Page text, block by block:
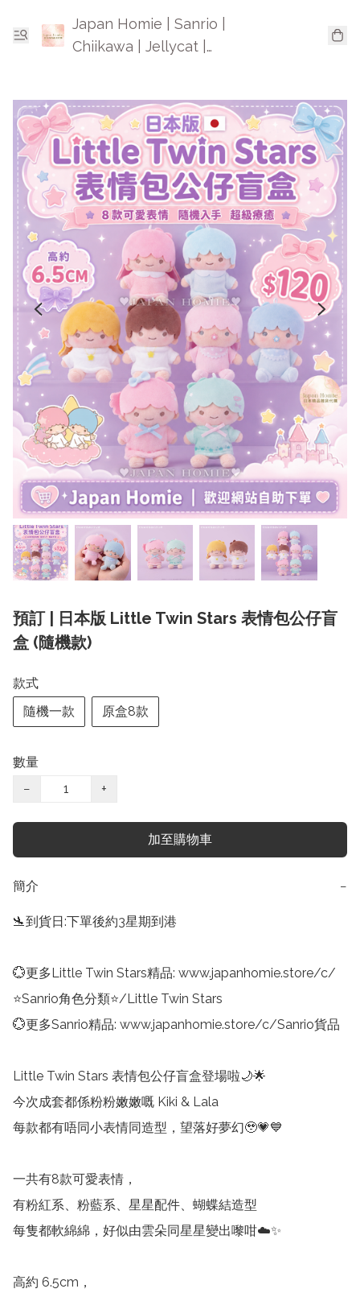
Japan Homie | Sanrio |
Chiikawa | Jellycat |
預訂 | 日本版 Little Twin Stars 表情包公仔盲
盒 (隨機款)
款式
隨機一款
原盒8款
數量
−
+
加至購物車
簡介 −
🛬到貨日:下單後約3星期到港
💮更多Little Twin Stars精品: www.japanhomie.store/c/
⭐Sanrio角色分類⭐/Little Twin Stars
💮更多Sanrio精品: www.japanhomie.store/c/Sanrio貨品
Little Twin Stars 表情包公仔盲盒登場啦🌙🌟
今次成套都係粉粉嫩嫩嘅 Kiki & Lala
每款都有唔同小表情同造型，望落好夢幻🥹💗💙
一共有8款可愛表情，
有粉紅系、粉藍系、星星配件、蝴蝶結造型
每隻都軟綿綿，好似由雲朵同星星變出嚟咁☁️✨
高約 6.5cm，